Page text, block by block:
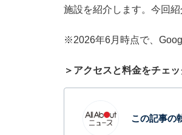
施設を紹介します。今回
※2026年6月時点で、
＞アクセスと料金をチェ
この記事の